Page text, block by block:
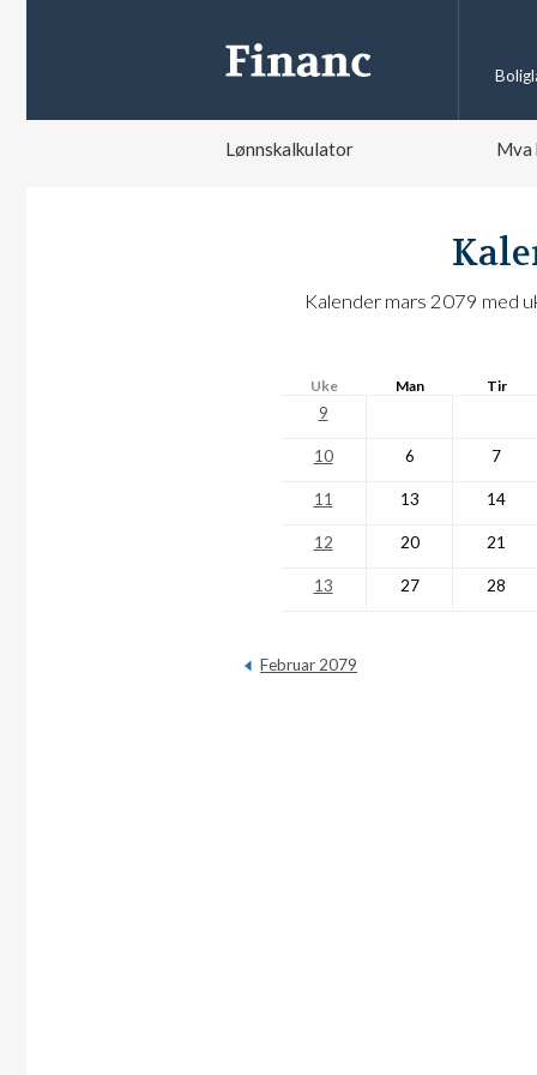
Lønnskalkulator Mva
Kalender mars 2079 med
Uke Man Tir
9
10 6 7
11 13 14
12 20 21
13 27 28
Februar 2079